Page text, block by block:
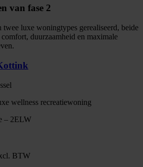
van fase 2
twee luxe woningtypes gerealiseerd, beide
duurzaamheid en maximale
wellness recreatiewoning
– 2ELW
BTW